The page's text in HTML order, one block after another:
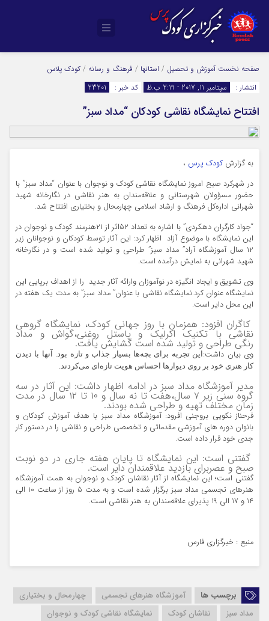
صفحه نخست آموزش و تحصیل / استانها / فرهنگ و رسانه / کودک پلاس
انتشار :
سپتامبر 11, 2017 - 2:19 ب.ظ کد خبر : 23201
افتتاح نمایشگاه نقاشی کودکان “مداد سبز”
به گزارشکودک پرس ،
در شهرکرد صبح امروز نمایشگاه نقاشی کودک و نوجوان با عنوان “مداد سبز” با
حضور مسؤولان شهرستانی و علاقه‌مندان به هنر نقاشی در نگارخانه شهید
شهرانی اداره‌کل فرهنگ و ارشاد اسلامی چهارمحال و بختیاری افتتاح شد.
“جواد کارگران دهکردی” با اشاره به تعداد ٥٢اثر از ٢١هنرمند کودک و نوجوان در
این نمایشگاه با موضوع آزاد اظهار کرد: این آثار توسط کودکان و نوجوانان زیر
١٢ سال آموزشگاه آراد” مداد سبز” طراحی و تولید شده است و در نگارخانه
شهید شهرانی به نمایش درآمده است.
وی تشویق و ایجاد انگیزه در نوآموزان وارائه آثار جدید را از اهداف برپایی این
نمایشگاه عنوان کرد.نمایشگاه نقاشی با عنوان” مداد سبز” به مدت یک هفته در
این محل دایر است.
کاگران افزود: همزمان با روز جهانی کودک، نمایشگاه گروهی
نقاشی با تکنیک اکرلیک و پاستل روغنی،گواش و مداد
رنگی طراحی و تولید شده است گشایش یافت.
وی بیان داشت: این تجربه برای بچه‌ها بسیار جذاب و تازه بود. آنها با دیدن
کار هنری خود بر روی دیوارها احساس هویت تازه‌ای می‌کردند.
مدیر آموزشگاه مداد سبز در ادامه اظهار داشت: این آثار در سه
گروه سنی زیر ٧ سال،هفت تا نه سال و ١٠ تا ١٢ سال در مدت
زمان مختلف تهیه و طراحی شده بودند.
فرحناز نکویی بروجنی افرود: آموزشگاه مداد سبز با هدف آموزش کودکان و
بانوان دوره های آموزشی مقدماتی و تخصصی طراحی و نقاشی را در دستور کار
جدی خود قرار داده است.
گفتنی است: این نمایشگاه تا پایان هفته جاری در دو نوبت
صبح و عصربرای بازدید علاقمندان دایر است.
گفتنی است؛ این نمایشگاه از آثار نقاشان کودک و نوجوان به همت آموزشگاه
هنرهای تجسمی مداد سبز برگزار شده است و به مدت 5 روز از ساعت 10 الی
14 و 17 الی 19 پذیرای علاقه‌مندان به هنر نقاشی است.
منبع : خبرگزاری فارس
برچسب ها آموزشگاه هنرهای تجسمی
چهارمحال و بختیاری
مداد سبز
نقاشان کودک نمایشگاه نقاشی کودک و نوجوان